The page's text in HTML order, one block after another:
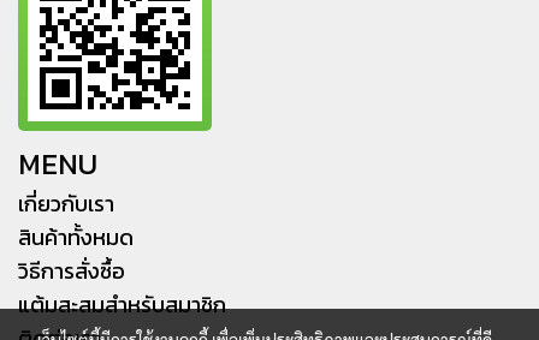
MENU
เกี่ยวกับเรา
สินค้าทั้งหมด
วิธีการสั่งซื้อ
แต้มสะสมสำหรับสมาชิก